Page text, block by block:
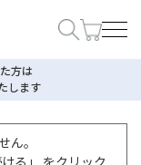
方は
します
ん。
る」 をクリック